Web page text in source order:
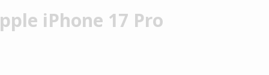
iPhone 17 Pro